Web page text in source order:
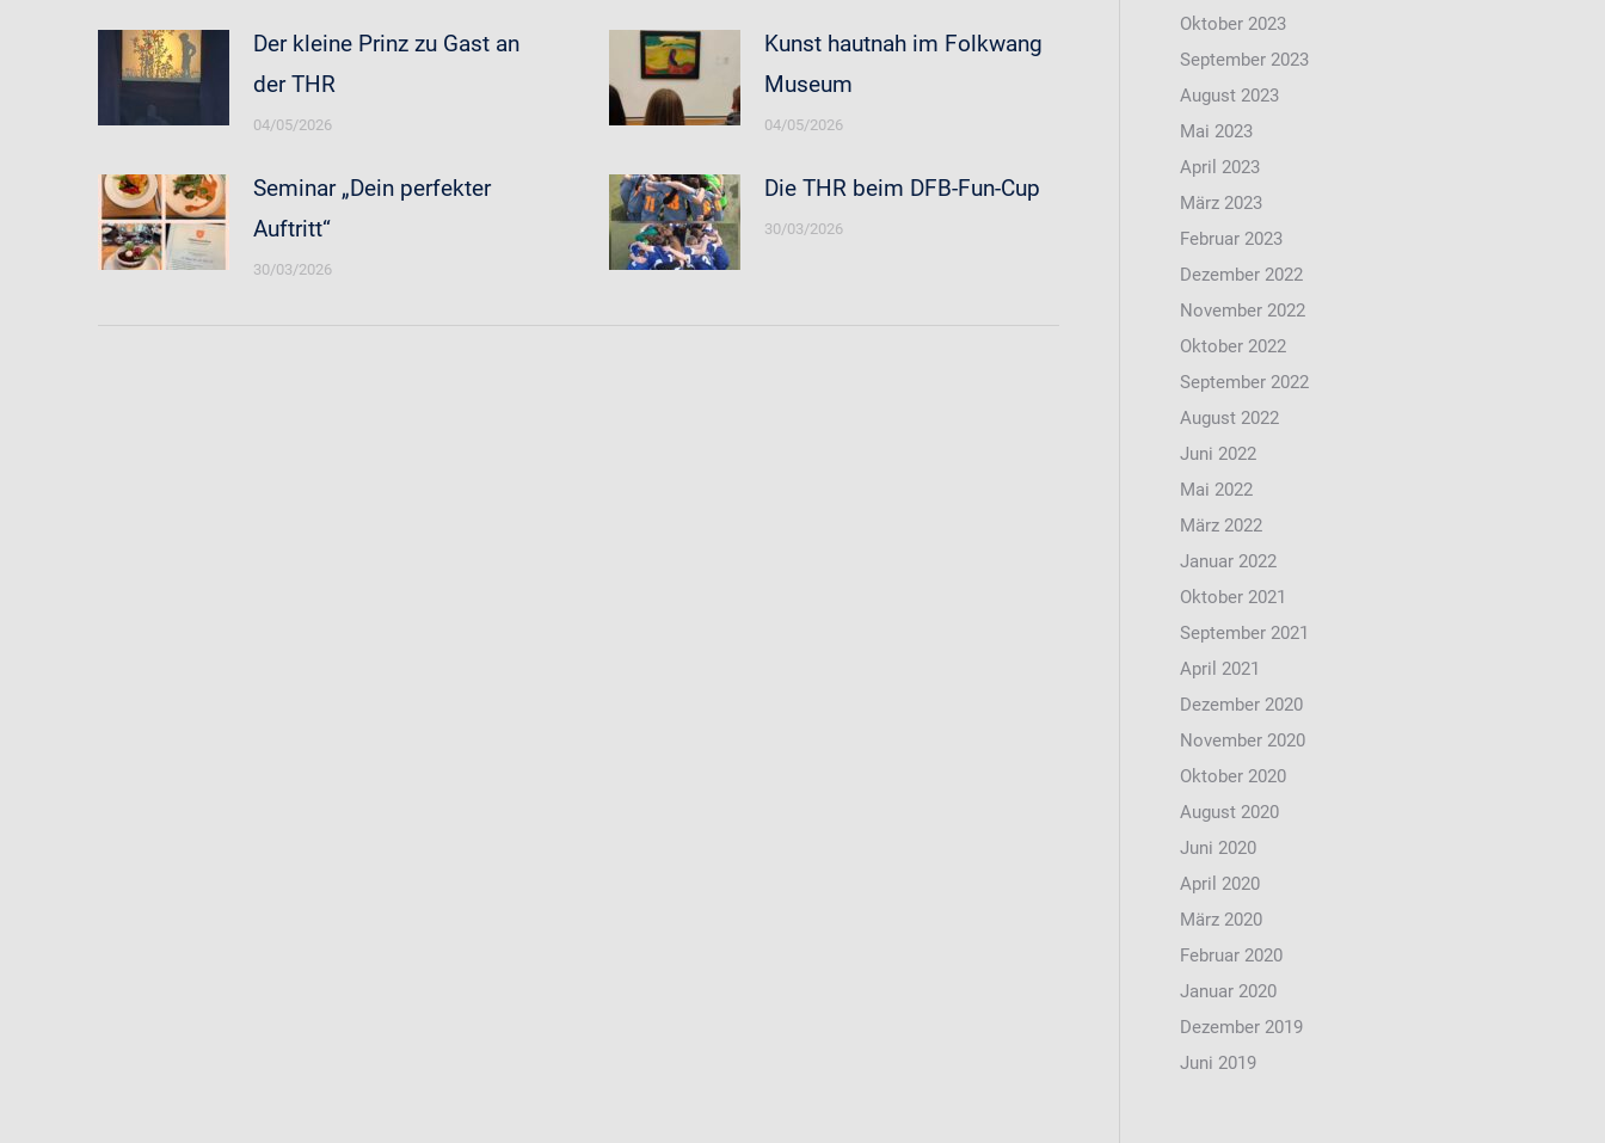
Der kleine Prinz zu Gast an
der THR
04/05/2026
Kunst hautnah im Folkwang
Museum
04/05/2026
Seminar „Dein perfekter
Auftritt“
30/03/2026
Die THR beim DFB-Fun-Cup
30/03/2026
Oktober 2023
September 2023
August 2023
Mai 2023
April 2023
März 2023
Februar 2023
Dezember 2022
November 2022
Oktober 2022
September 2022
August 2022
Juni 2022
Mai 2022
März 2022
Januar 2022
Oktober 2021
September 2021
April 2021
Dezember 2020
November 2020
Oktober 2020
August 2020
Juni 2020
April 2020
März 2020
Februar 2020
Januar 2020
Dezember 2019
Juni 2019